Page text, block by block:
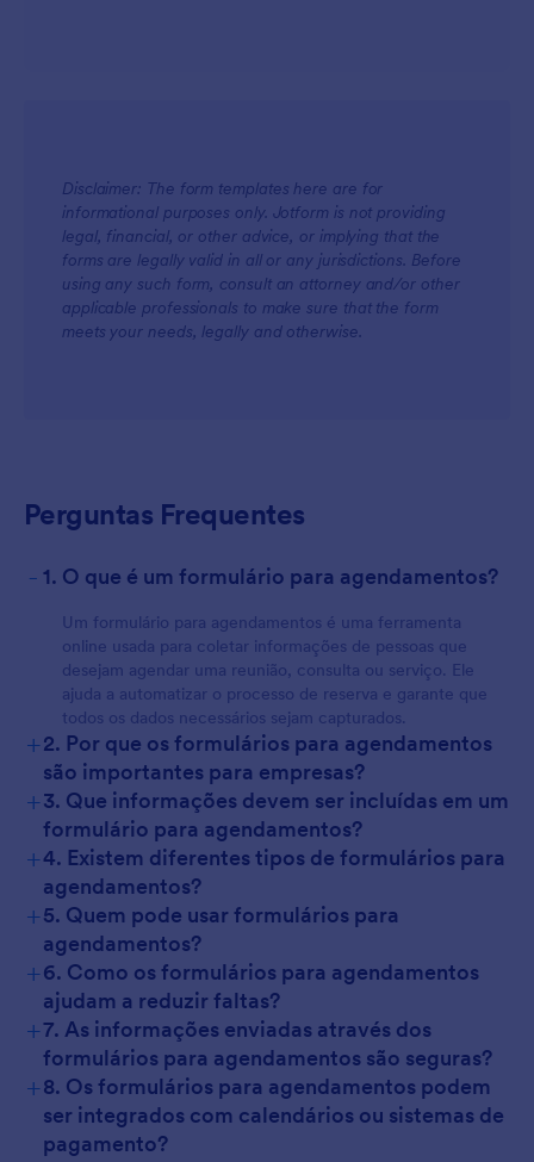
Disclaimer: The form templates here are for
informational purposes only. Jotform is not providing
legal, financial, or other advice, or implying that the
forms are legally valid in all or any jurisdictions. Before
using any such form, consult an attorney and/or other
applicable professionals to make sure that the form
meets your needs, legally and otherwise.
Perguntas Frequentes
- 1. O que é um formulário para agendamentos?
Um formulário para agendamentos é uma ferramenta
online usada para coletar informações de pessoas que
desejam agendar uma reunião, consulta ou serviço. Ele
ajuda a automatizar o processo de reserva e garante que
todos os dados necessários sejam capturados.
+2. Por que os formulários para agendamentos
são importantes para empresas?
+3. Que informações devem ser incluídas em um
formulário para agendamentos?
+4. Existem diferentes tipos de formulários para
agendamentos?
+5. Quem pode usar formulários para
agendamentos?
+6. Como os formulários para agendamentos
ajudam a reduzir faltas?
+7. As informações enviadas através dos
formulários para agendamentos são seguras?
+8. Os formulários para agendamentos podem
ser integrados com calendários ou sistemas de
pagamento?